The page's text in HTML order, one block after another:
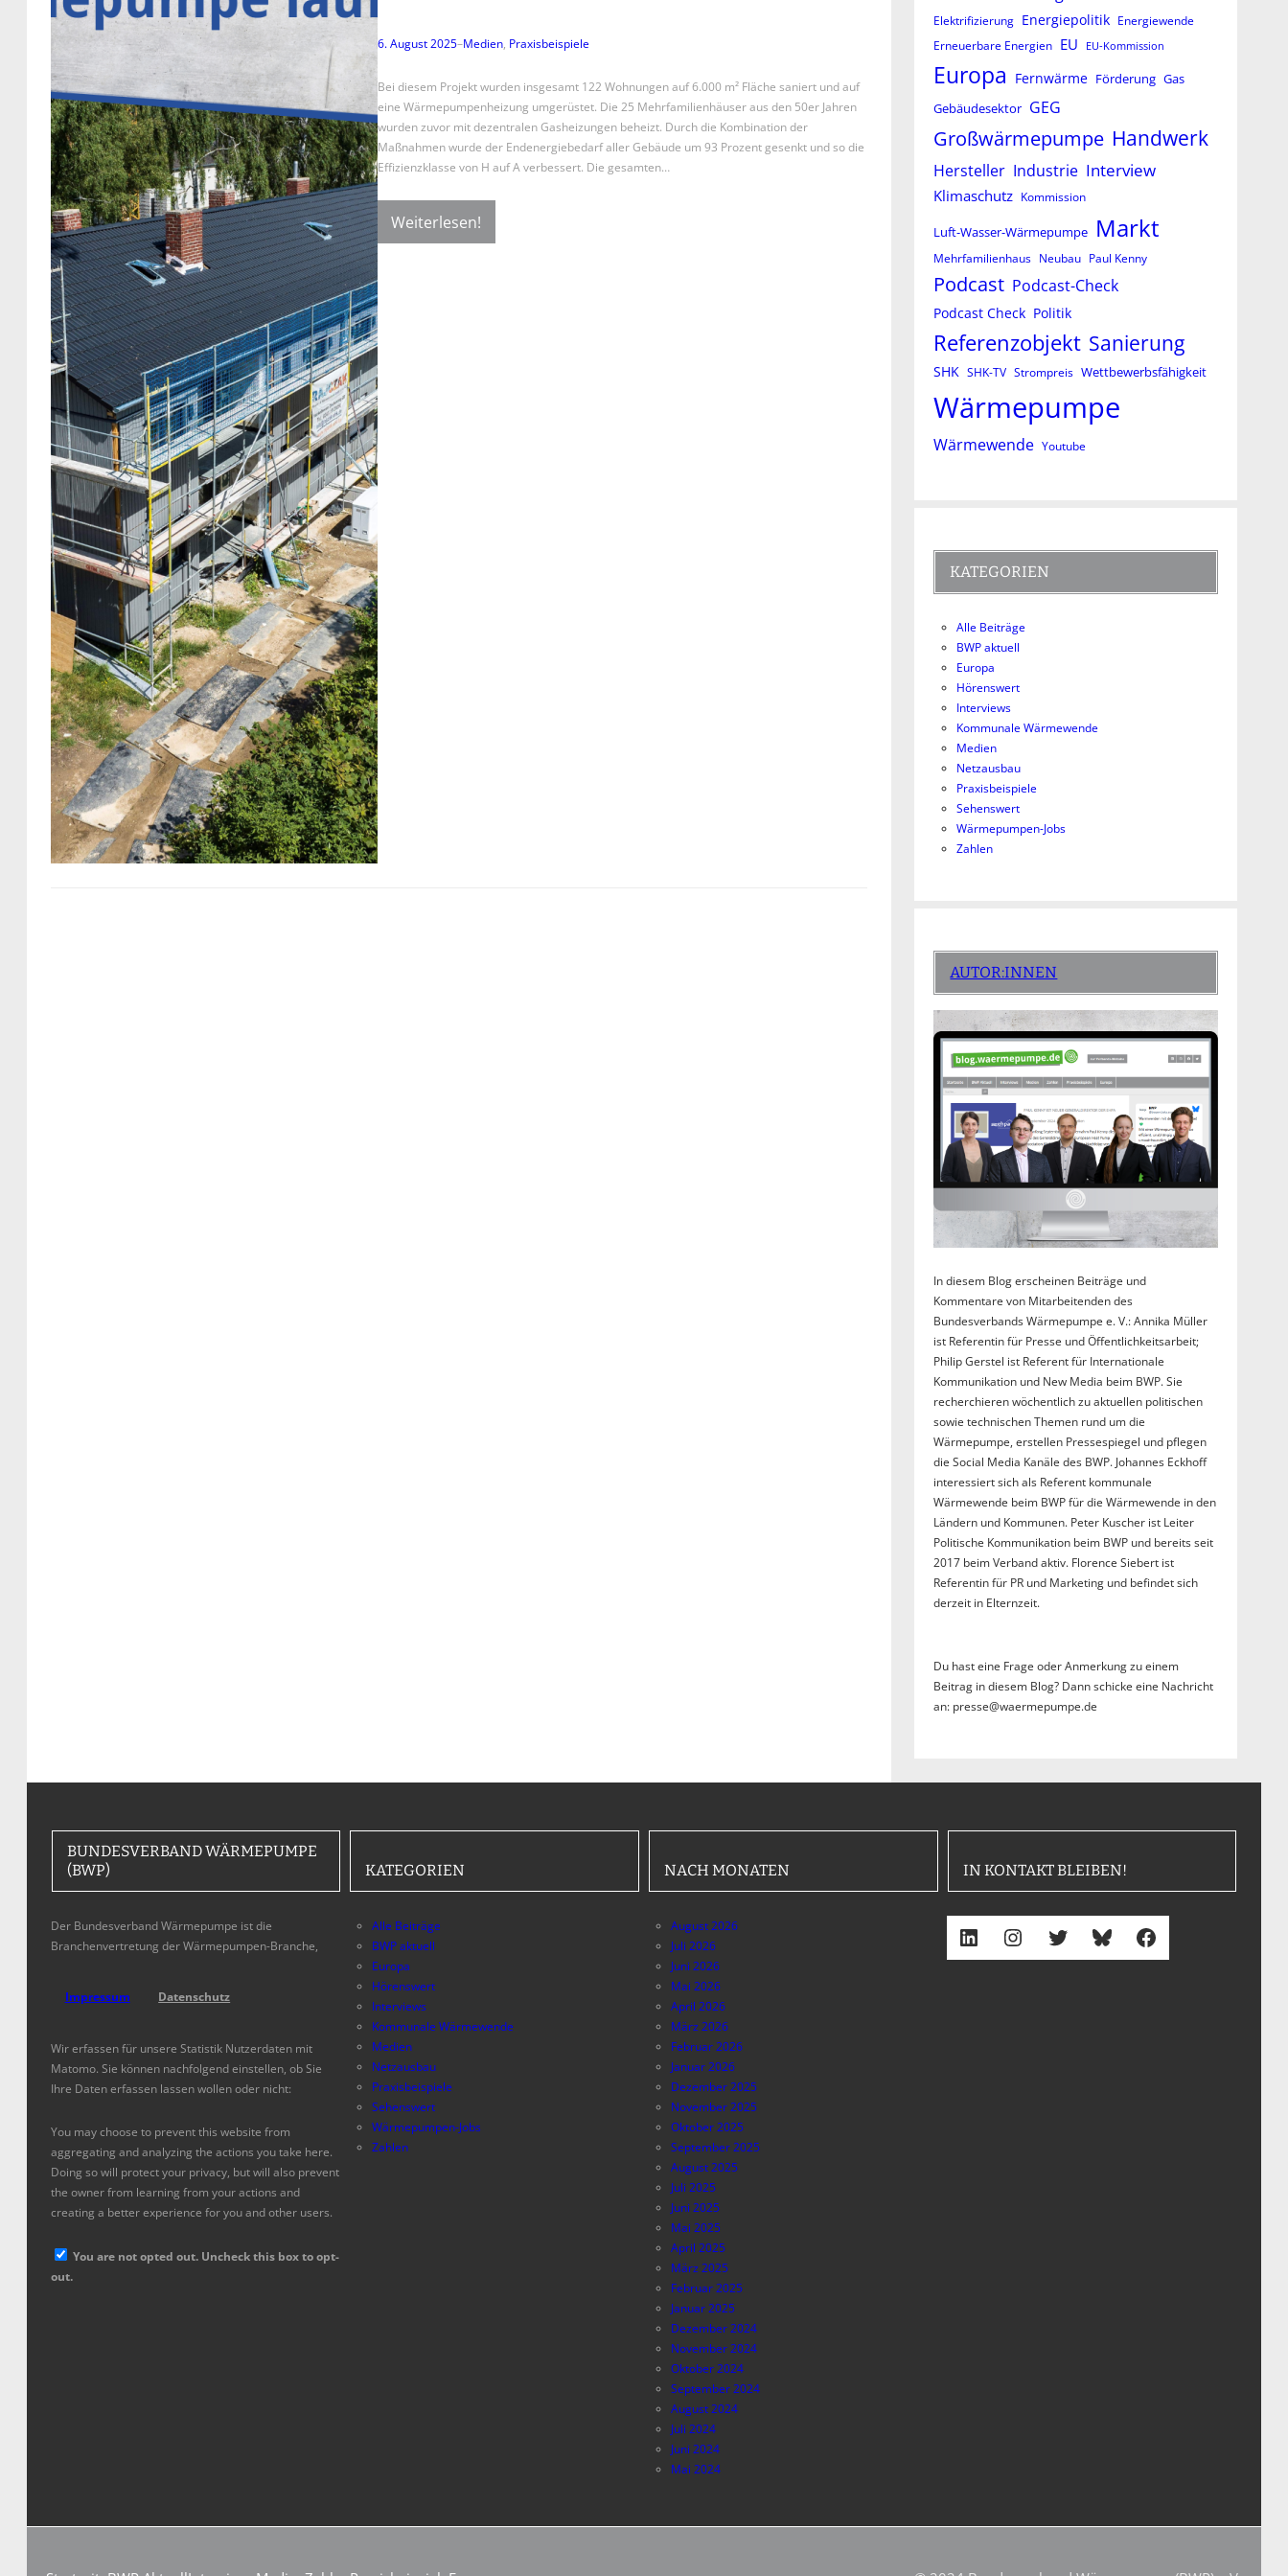
6. August 2025–Medien, Praxisbeispiele
Bei diesem Projekt wurden insgesamt 122 Wohnungen auf 6.000 m² Fläche saniert und auf
eine Wärmepumpenheizung umgerüstet. Die 25 Mehrfamilienhäuser aus den 50er Jahren
wurden zuvor mit dezentralen Gasheizungen beheizt. Durch die Kombination der
Maßnahmen wurde der Endenergiebedarf aller Gebäude um 93 Prozent gesenkt und so die
Effizienzklasse von H auf A verbessert. Die gesamten…
Weiterlesen!
Elektrifizierung Energiepolitik Energiewende
Erneuerbare Energien EU EU-Kommission
Europa Fernwärme Förderung Gas
Gebäudesektor GEG
Großwärmepumpe Handwerk
Hersteller Industrie Interview
Klimaschutz Kommission
Luft-Wasser-Wärmepumpe Markt
Mehrfamilienhaus Neubau Paul Kenny
Podcast Podcast-Check
Podcast Check Politik
Referenzobjekt Sanierung
SHK SHK-TV Strompreis Wettbewerbsfähigkeit
Wärmepumpe
Wärmewende Youtube
KATEGORIEN
Alle Beiträge
BWP aktuell
Europa
Hörenswert
Interviews
Kommunale Wärmewende
Medien
Netzausbau
Praxisbeispiele
Sehenswert
Wärmepumpen-Jobs
Zahlen
AUTOR:INNEN
In diesem Blog erscheinen Beiträge und
Kommentare von Mitarbeitenden des
Bundesverbands Wärmepumpe e. V.: Annika Müller
ist Referentin für Presse und Öffentlichkeitsarbeit;
Philip Gerstel ist Referent für Internationale
Kommunikation und New Media beim BWP. Sie
recherchieren wöchentlich zu aktuellen politischen
sowie technischen Themen rund um die
Wärmepumpe, erstellen Pressespiegel und pflegen
die Social Media Kanäle des BWP. Johannes Eckhoff
interessiert sich als Referent kommunale
Wärmewende beim BWP für die Wärmewende in den
Ländern und Kommunen. Peter Kuscher ist Leiter
Politische Kommunikation beim BWP und bereits seit
2017 beim Verband aktiv. Florence Siebert ist
Referentin für PR und Marketing und befindet sich
derzeit in Elternzeit.
Du hast eine Frage oder Anmerkung zu einem
Beitrag in diesem Blog? Dann schicke eine Nachricht
an: presse@waermepumpe.de
BUNDESVERBAND WÄRMEPUMPE
(BWP)
Der Bundesverband Wärmepumpe ist die
Branchenvertretung der Wärmepumpen-Branche,
Impressum Datenschutz
Wir erfassen für unsere Statistik Nutzerdaten mit
Matomo. Sie können nachfolgend einstellen, ob Sie
Ihre Daten erfassen lassen wollen oder nicht:
You may choose to prevent this website from
aggregating and analyzing the actions you take here.
Doing so will protect your privacy, but will also prevent
the owner from learning from your actions and
creating a better experience for you and other users.
You are not opted out. Uncheck this box to opt-
out.
KATEGORIEN
Alle Beiträge
BWP aktuell
Europa
Hörenswert
Interviews
Kommunale Wärmewende
Medien
Netzausbau
Praxisbeispiele
Sehenswert
Wärmepumpen-Jobs
Zahlen
NACH MONATEN
August 2026
Juli 2026
Juni 2026
Mai 2026
April 2026
März 2026
Februar 2026
Januar 2026
Dezember 2025
November 2025
Oktober 2025
September 2025
August 2025
Juli 2025
Juni 2025
Mai 2025
April 2025
März 2025
Februar 2025
Januar 2025
Dezember 2024
November 2024
Oktober 2024
September 2024
August 2024
Juli 2024
Juni 2024
Mai 2024
IN KONTAKT BLEIBEN!
LinkedIn Instagram Twitter Bluesky Facebook